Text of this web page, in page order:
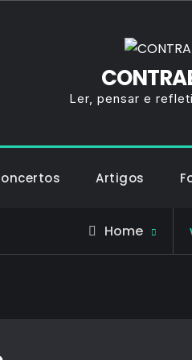
Ler, pensar e
Artigos
Home